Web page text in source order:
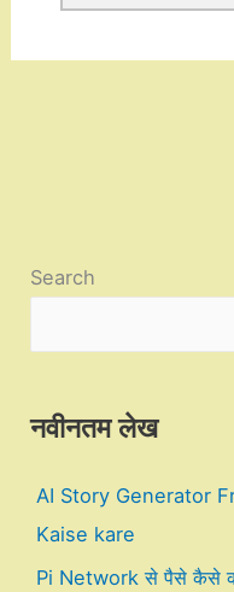
Search
नवीनतम लेख
AI Story Generator
Kaise kare
Pi Network से पैसे कैसे